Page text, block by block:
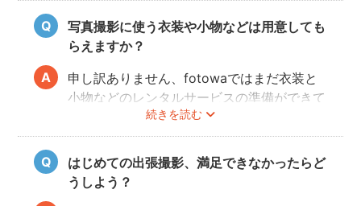
写真撮影に使う衣装や小物などは用意しても
らえますか？
続きを読む
申し訳ありません、fotowaではまだ衣装と
小物などのレンタルサービスの準備ができて
おりませんので、お客様ご自身にご用意をお
願いしております。
はじめての出張撮影、満足できなかったらど
うしよう？